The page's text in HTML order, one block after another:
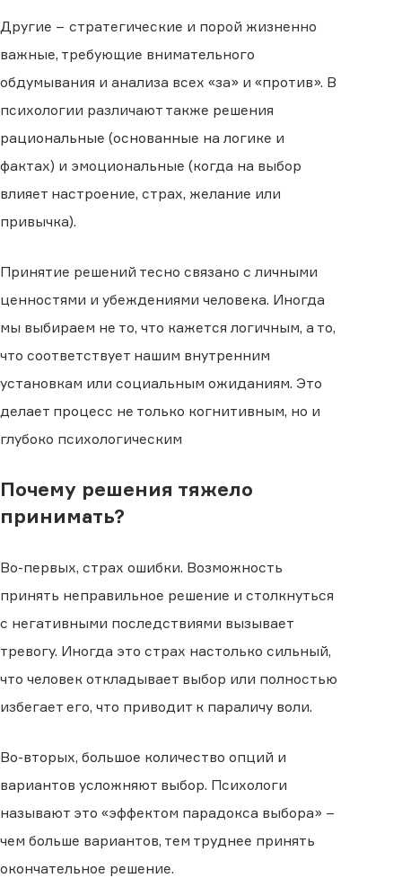
Другие − стратегические и порой жизненно
важные, требующие внимательного
обдумывания и анализа всех «за» и «против». В
психологии различают также решения
рациональные (основанные на логике и
фактах) и эмоциональные (когда на выбор
влияет настроение, страх, желание или
привычка).
Принятие решений тесно связано с личными
ценностями и убеждениями человека. Иногда
мы выбираем не то, что кажется логичным, а то,
что соответствует нашим внутренним
установкам или социальным ожиданиям. Это
делает процесс не только когнитивным, но и
глубоко психологическим
Почему решения тяжело
принимать?
Во-первых, страх ошибки. Возможность
принять неправильное решение и столкнуться
с негативными последствиями вызывает
тревогу. Иногда это страх настолько сильный,
что человек откладывает выбор или полностью
избегает его, что приводит к параличу воли.
Во-вторых, большое количество опций и
вариантов усложняют выбор. Психологи
называют это «эффектом парадокса выбора» −
чем больше вариантов, тем труднее принять
окончательное решение.